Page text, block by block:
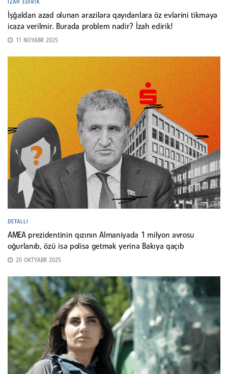
İZAH EDIRIK
İşğaldan azad olunan ərazilərə qayıdanlara öz evlərini tikməyə
icazə verilmir. Burada problem nədir? İzah edirik!
11 NOYABR 2025
DETALLI
AMEA prezidentinin qızının Almaniyada 1 milyon avrosu
oğurlanıb, özü isə polisə getmək yerinə Bakıya qaçıb
20 OKTYABR 2025